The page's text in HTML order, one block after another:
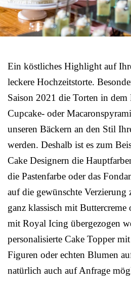
Ein köstliches Highlight auf
leckere Hochzeitstorte.
Saison 2021 die Torten in
Cupcake- oder
unseren Bäckern an den Stil
werden. Deshalb ist es zum
Cake Designern die
die Pastenfarbe oder das
auf die gewünschte Verzierung
ganz klassisch mit Buttercreme
mit Royal Icing übergezogen
personalisierte Cake Topper
Figuren oder echten Blumen
natürlich auch auf Anfrage